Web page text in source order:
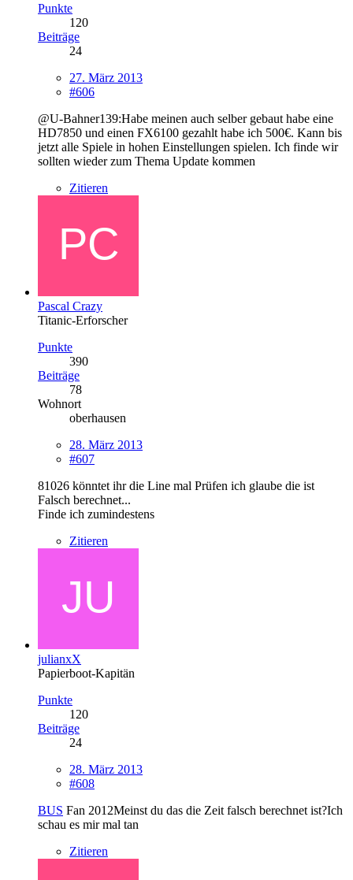
Punkte
120
Beiträge
24
27. März 2013
#606
@U-Bahner139:Habe meinen auch selber gebaut habe eine
HD7850 und einen FX6100 gezahlt habe ich 500€. Kann bis
jetzt alle Spiele in hohen Einstellungen spielen. Ich finde wir
sollten wieder zum Thema Update kommen
Zitieren
Pascal Crazy
Titanic-Erforscher
Punkte
390
Beiträge
78
Wohnort
oberhausen
28. März 2013
#607
81026 könntet ihr die Line mal Prüfen ich glaube die ist
Falsch berechnet...
Finde ich zumindestens
Zitieren
julianxX
Papierboot-Kapitän
Punkte
120
Beiträge
24
28. März 2013
#608
BUS Fan 2012Meinst du das die Zeit falsch berechnet ist?Ich
schau es mir mal tan
Zitieren